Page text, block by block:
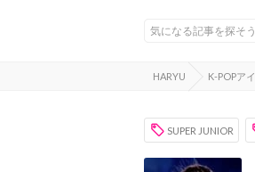
HARYU K-POPア
SUPER JUNIOR